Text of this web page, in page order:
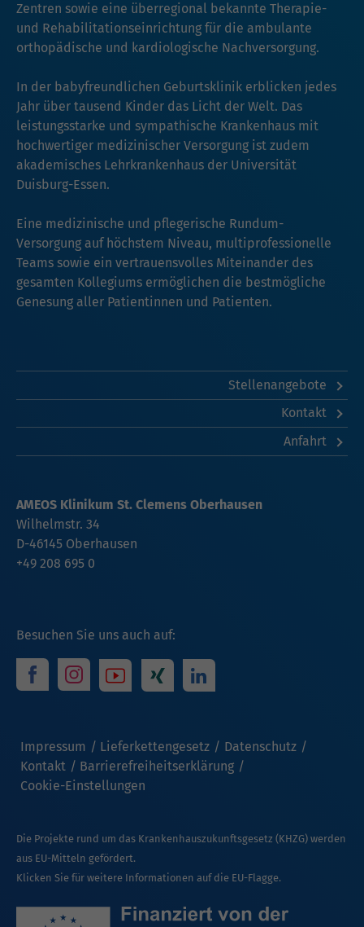
Zentren sowie eine überregional bekannte Therapie-
und Rehabilitationseinrichtung für die ambulante
orthopädische und kardiologische Nachversorgung.
In der babyfreundlichen Geburtsklinik erblicken jedes
Jahr über tausend Kinder das Licht der Welt. Das
leistungsstarke und sympathische Krankenhaus mit
hochwertiger medizinischer Versorgung ist zudem
akademisches Lehrkrankenhaus der Universität
Duisburg-Essen.
Eine medizinische und pflegerische Rundum-
Versorgung auf höchstem Niveau, multiprofessionelle
Teams sowie ein vertrauensvolles Miteinander des
gesamten Kollegiums ermöglichen die bestmögliche
Genesung aller Patientinnen und Patienten.
Stellenangebote
Kontakt
Anfahrt
Besuchen Sie uns auch auf:
Impressum Lieferkettengesetz
Datenschutz
Kontakt
Barrierefreiheitserklärung
Cookie-Einstellungen
AMEOS Klinikum St. Clemens Oberhausen
Wilhelmstr. 34
D-46145 Oberhausen
+49 208 695 0
Die Projekte rund um das Krankenhauszukunftsgesetz (KHZG) werden
aus EU-Mitteln gefördert.
Klicken Sie für weitere Informationen auf die EU-Flagge.